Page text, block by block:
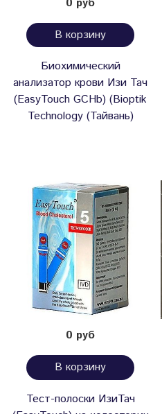
0 руб
В корзину
Биохимический
анализатор крови Изи Тач
(EasyTouch GCHb) (Bioptik
Technology (Тайвань)
0 руб
В корзину
Тест-полоски ИзиТач